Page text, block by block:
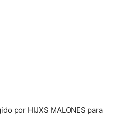
por HIJXS MALONES para